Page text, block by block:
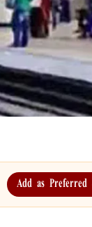
Add as Preferred